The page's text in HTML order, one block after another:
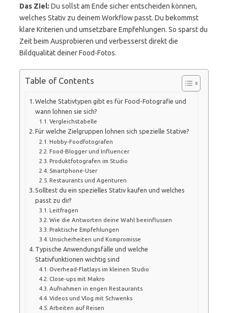
Das Ziel: Du sollst am Ende sicher entscheiden können,
welches Stativ zu deinem Workflow passt. Du bekommst
klare Kriterien und umsetzbare Empfehlungen. So sparst du
Zeit beim Ausprobieren und verbesserst direkt die
Bildqualität deiner Food-Fotos.
Table of Contents
Welche Stativtypen gibt es für Food-Fotografie und
wann lohnen sie sich?
Vergleichstabelle
Für welche Zielgruppen lohnen sich spezielle Stative?
Hobby‑Foodfotografen
Food‑Blogger und Influencer
Produktfotografen im Studio
Smartphone‑User
Restaurants und Agenturen
Solltest du ein spezielles Stativ kaufen und welches
passt zu dir?
Leitfragen
Wie die Antworten deine Wahl beeinflussen
Praktische Empfehlungen
Unsicherheiten und Kompromisse
Typische Anwendungsfälle und welche
Stativfunktionen wichtig sind
Overhead‑Flatlays im kleinen Studio
Close‑ups mit Makro
Aufnahmen in engen Restaurants
Videos und Vlog mit Schwenks
Arbeiten auf Reisen